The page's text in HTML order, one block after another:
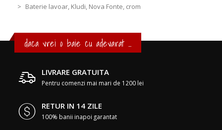
> Baterie lavoar, Kludi, Nova Fonte, crom
daca vrei o baie cu adevarat ...
LIVRARE GRATUITA
Pentru comenzi mai mari de 1200 lei
RETUR IN 14 ZILE
100% banii inapoi garantat